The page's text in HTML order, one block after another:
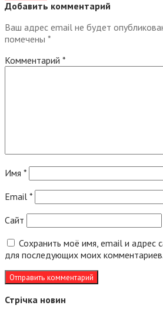
Добавить комментарий
Ваш адрес email не будет
помечены *
Комментарий *
Имя *
Email *
Сайт
Сохранить моё имя, email и адрес
для последующих моих комментариев.
Стрічка новин